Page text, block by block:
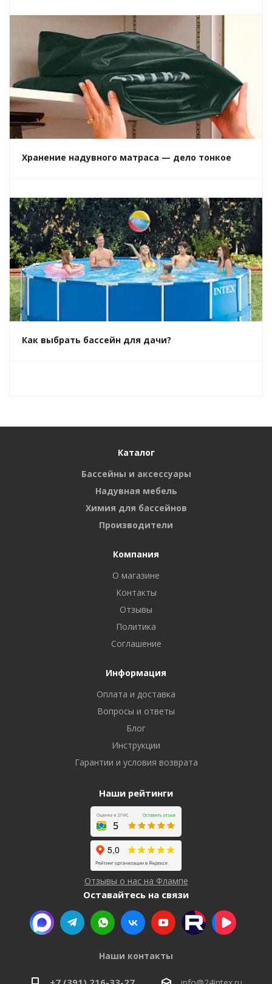
Хранение надувного матраса — дело тонкое
Как выбрать бассейн для дачи?
Каталог
Бассейны и аксессуары
Надувная мебель
Химия для бассейнов
Производители
Компания
О магазине
Контакты
Отзывы
Политика
Соглашение
Информация
Оплата и доставка
Вопросы и ответы
Блог
Инструкции
Гарантии и условия возврата
Наши рейтинги
Отзывы о нас на Флампе
Оставайтесь на связи
Наши контакты